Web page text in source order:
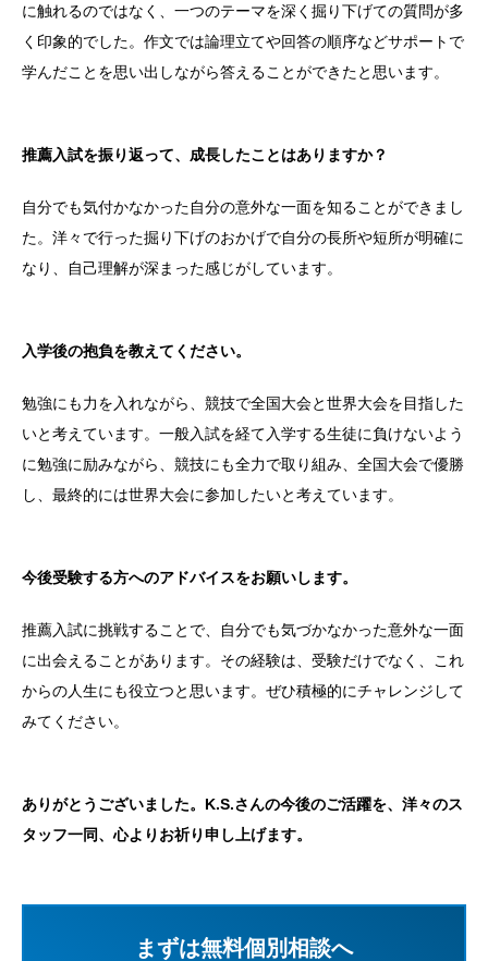
に触れるのではなく、一つのテーマを深く掘り下げての質問が多
く印象的でした。作文では論理立てや回答の順序などサポートで
学んだことを思い出しながら答えることができたと思います。
推薦入試を振り返って、成長したことはありますか？
自分でも気付かなかった自分の意外な一面を知ることができまし
た。洋々で行った掘り下げのおかげで自分の長所や短所が明確に
なり、自己理解が深まった感じがしています。
入学後の抱負を教えてください。
勉強にも力を入れながら、競技で全国大会と世界大会を目指した
いと考えています。一般入試を経て入学する生徒に負けないよう
に勉強に励みながら、競技にも全力で取り組み、全国大会で優勝
し、最終的には世界大会に参加したいと考えています。
今後受験する方へのアドバイスをお願いします。
推薦入試に挑戦することで、自分でも気づかなかった意外な一面
に出会えることがあります。その経験は、受験だけでなく、これ
からの人生にも役立つと思います。ぜひ積極的にチャレンジして
みてください。
ありがとうございました。K.S.さんの今後のご活躍を、洋々のス
タッフ一同、心よりお祈り申し上げます。
まずは無料個別相談へ